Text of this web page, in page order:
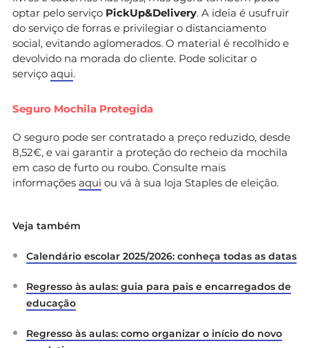
optar pelo serviço PickUp&Delivery. A ideia é usufruir
do serviço de forras e privilegiar o distanciamento
social, evitando aglomerados. O material é recolhido e
devolvido na morada do cliente. Pode solicitar o
serviço aqui.
Seguro Mochila Protegida
O seguro pode ser contratado a preço reduzido, desde
8,52€, e vai garantir a proteção do recheio da mochila
em caso de furto ou roubo. Consulte mais
informações aqui ou vá à sua loja Staples de eleição.
Veja também
Calendário escolar 2025/2026: conheça todas as datas
Regresso às aulas: guia para pais e encarregados de
educação
Regresso às aulas: como organizar o início do novo